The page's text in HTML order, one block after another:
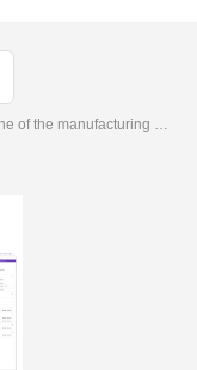
Development, design, production and sales in one of the manufacturing enterprises